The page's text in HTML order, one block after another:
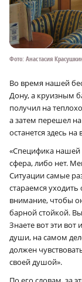
Фото: Анастасия
Во время нашей
Дону, а круизным
получил на
а затем перешел
останется здесь
«Специфика нашей
сфера, либо нет.
Ситуации самые
стараемся
внимание, чтобы
барной стойкой.
Знаете вот эти вот
души, на самом
должен
своей душой».